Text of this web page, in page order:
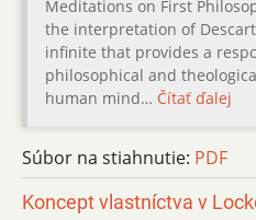
Meditations on First
the interpretation of
infinite that provides a
philosophical and
human mind… Čítať ďalej
Súbor na stiahnutie: PDF
Koncept vlastníctva v